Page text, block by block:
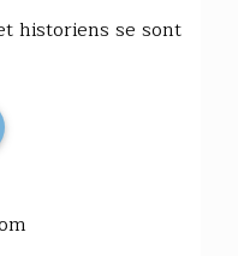
historiens se sont